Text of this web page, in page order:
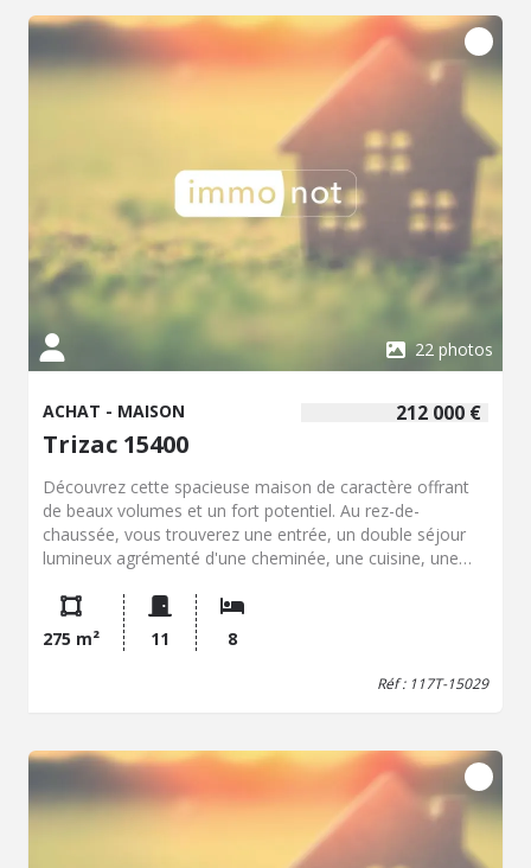
une piscine, idéale pour profiter des beaux jours.
L'ensemble est implanté sur un terrain d'environ 1 184
m², offrant un cadre de vie agréable et de belles
possibilités d'aménagement extérieur. Une maison aux
prestations complètes, alliant confort, fonctionnalité et
qualité de vie, à découvrir sans tarder ! VISITE VIRTUELLE
disponible sur demande. Honoraires à la charge du
vendeur. Classe énergie C, Classe climat A Montant
estimé des dépenses annuelles d'énergie pour un usage
standard : entre 1220.00 € et 1700.00 € sur les années
2021, 2022 et 2023 (abonnements compris). Les
informations sur les risques auxquels ce bien est exposé
sont disponibles sur le site Géorisques :
georisques.gouv.fr.
22 photos
212 000 €
ACHAT - MAISON
Trizac 15400
Découvrez cette spacieuse maison de caractère offrant
de beaux volumes et un fort potentiel. Au rez-de-
chaussée, vous trouverez une entrée, un double séjour
lumineux agrémenté d'une cheminée, une cuisine, une
indépendant. Le premier étage se compose d'un palier
desservant quatre belles chambres, une salle de bains et
un WC. Au deuxième étage, la maison propose trois
chambres supplémentaires ainsi que deux espaces de
des nombreuses possibilités d'évolution de la demeure.
Le sous-sol comprend une buanderie, diverses caves, une
chaufferie et un garage. L'ensemble est implanté sur un
magnifique terrain d'environ 7 095 m², offrant un cadre
verdoyant et de nombreuses possibilités d'aménagement
275 m² 11 8
Réf : 117T-15029